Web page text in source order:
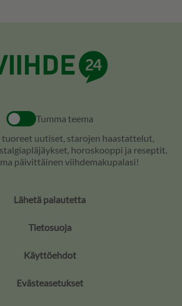
Tumma teema
uutiset, starojen haastattelut,
horoskooppi ja reseptit.
päivittäinen viihdemakupalasi!
Lähetä palautetta
Tietosuoja
Käyttöehdot
Evästeasetukset